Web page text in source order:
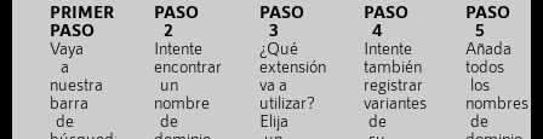
PRIMER
PASO
Vaya
a
nuestra
barra
de
PASO
2
Intente
encontrar
un
nombre
de
PASO
3
¿Qué
extensión
va a
utilizar?
Elija
PASO
4
Intente
también
registrar
variantes
de
PASO
5
Añada
todos
los
nombres
de